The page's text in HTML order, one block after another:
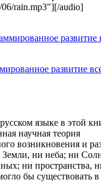
06/rain.mp3"][/audio]
развитие
языке в этой
научная теория
возникновения и
ни неба; ни
ни пространства,
бы существовать